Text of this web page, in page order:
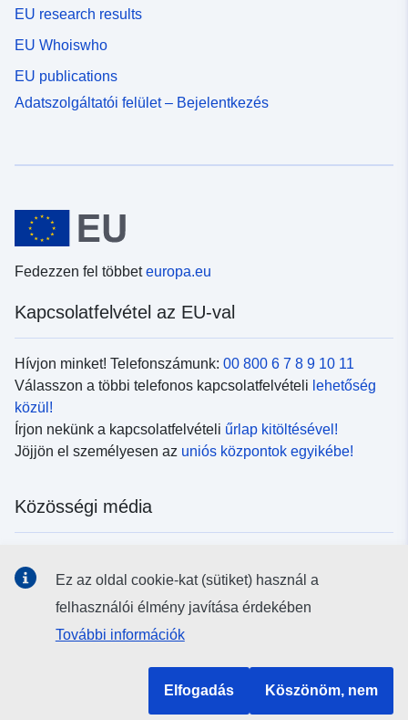
EU research results
EU Whoiswho
EU publications
Adatszolgáltatói felület – Bejelentkezés
Fedezzen fel többeteuropa.eu
Kapcsolatfelvétel az EU-val
Hívjon minket! Telefonszámunk: 00 800 6 7 8 9 10 11
Válasszon a többi telefonos kapcsolatfelvételi lehetőség
közül!
Írjon nekünk a kapcsolatfelvételi űrlap kitöltésével!
Jöjjön el személyesen az uniós központok egyikébe!
Közösségi média
Uniós intézmények és szervek
Ez az oldal cookie-kat (sütiket) használ a
felhasználói élmény javítása érdekében
További információk
Elfogadás Köszönöm, nem